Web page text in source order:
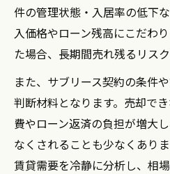
件の管理状態・入居率の低下
入価格やローン残高にこだわ
た場合、長期間売れ残るリスク
また、サブリース契約の条件
判断材料となります。売却で
費やローン返済の負担が増大
なくされることも少なくあり
賃貸需要を冷静に分析し、相